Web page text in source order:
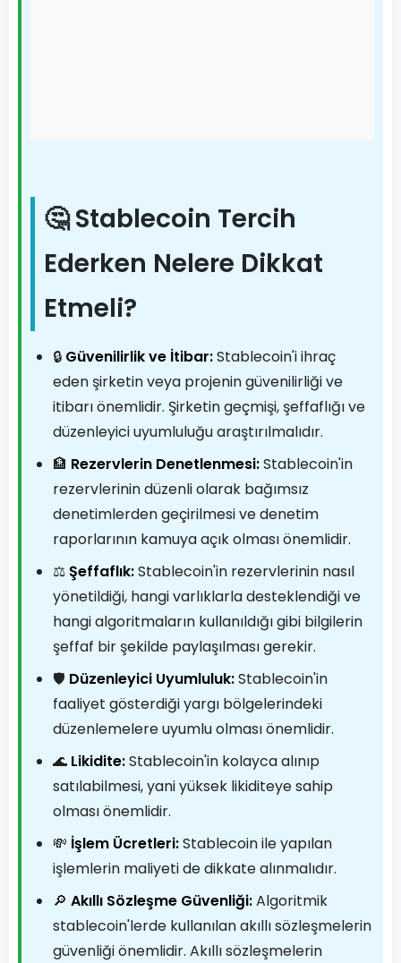
🤔 Stablecoin Tercih
Ederken Nelere Dikkat
Etmeli?
🔒 Güvenilirlik ve İtibar:Stablecoin'i ihraç
eden şirketin veya projenin güvenilirliği ve
itibarı önemlidir. Şirketin geçmişi, şeffaflığı ve
düzenleyici uyumluluğu araştırılmalıdır.
🏦 Rezervlerin Denetlenmesi:Stablecoin'in
rezervlerinin düzenli olarak bağımsız
denetimlerden geçirilmesi ve denetim
raporlarının kamuya açık olması önemlidir.
⚖️Şeffaflık:Stablecoin'in rezervlerinin nasıl
yönetildiği, hangi varlıklarla desteklendiği ve
hangi algoritmaların kullanıldığı gibi bilgilerin
şeffaf bir şekilde paylaşılması gerekir.
🛡️ Düzenleyici Uyumluluk:Stablecoin'in
faaliyet gösterdiği yargı bölgelerindeki
düzenlemelere uyumlu olması önemlidir.
🌊 Likidite:Stablecoin'in kolayca alınıp
satılabilmesi, yani yüksek likiditeye sahip
olması önemlidir.
💸 İşlem Ücretleri:Stablecoin ile yapılan
işlemlerin maliyeti de dikkate alınmalıdır.
🔎 Akıllı Sözleşme Güvenliği:Algoritmik
stablecoin'lerde kullanılan akıllı sözleşmelerin
güvenliği önemlidir. Akıllı sözleşmelerin